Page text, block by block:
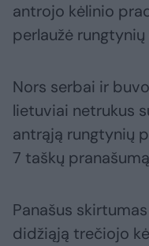
antrojo kėlinio
perlaužė
Nors serbai ir
lietuviai netrukus
antrąją rungtynių
7 taškų
Panašus
didžiąją trečiojo